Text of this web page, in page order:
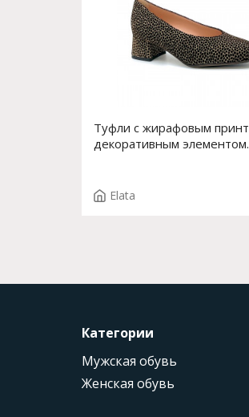
Туфли с жирафовым
декоративным элементом
T.3894
Elata
Категории
Мужская обувь
Женская обувь